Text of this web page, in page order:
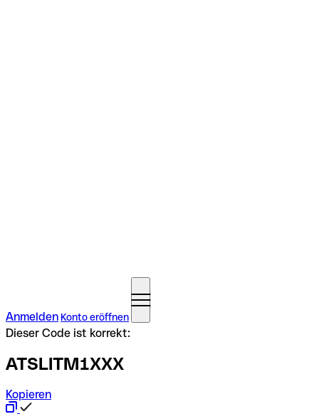
Anmelden Konto eröffnen
Dieser Code ist korrekt:
ATSLITM1XXX
Kopieren